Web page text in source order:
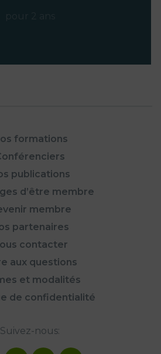
formations
publications
d’être membre
membre
partenaires
contacter
aux questions
et modalités
de confidentialité
Suivez-nous: